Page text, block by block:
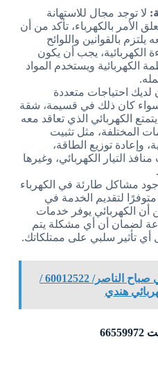
لا توجد مجال للاستهانة
الأمر بالكهرباء، تأكد من أن
يلتزم بالقوانين واللوائح
الكهربائية، يجب أن يكون
الكهربائية ويستخدم المواد
لديك احتياجات متعددة
سواء كان ذلك في قسيمة، شقة
الكهربائي الذي تعاقد معه
المختلفة، مثل تثبيت
وإعادة توزيع الطاقة،
التيار الكهربائي، وغيرها
مشاكل طارئة في الكهرباء
لتقديم الخدمة في
أن الكهربائي يوفر خدمات
لضمان أن أي مشكلة يتم
أي تأثير سلبي على ممتلكاتك.
رقم فني كهربائي صباح الناصر/ 60012522 /
هندي